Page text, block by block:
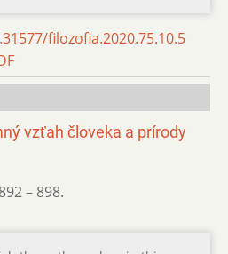
filozofia.2020.75.10.5
vzťah človeka a prírody
892 – 898.